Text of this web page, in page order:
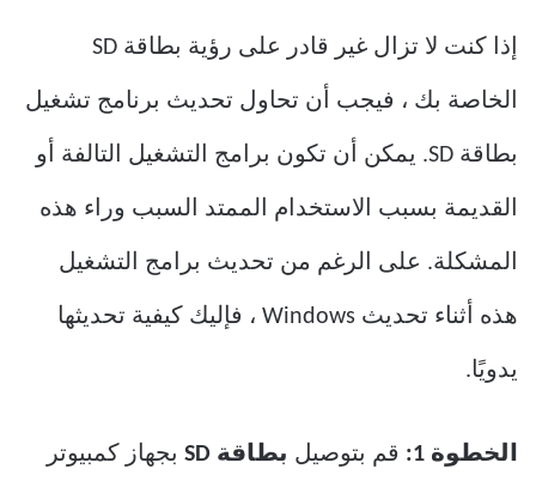
إذا كنت لا تزال غير قادر على رؤية بطاقة SD
الخاصة بك ، فيجب أن تحاول تحديث برنامج تشغيل
بطاقة SD. يمكن أن تكون برامج التشغيل التالفة أو
القديمة بسبب الاستخدام الممتد السبب وراء هذه
المشكلة. على الرغم من تحديث برامج التشغيل
هذه أثناء تحديث Windows ، فإليك كيفية تحديثها
يدويًا.
الخطوة 1: قم بتوصيل بطاقة SD بجهاز كمبيوتر